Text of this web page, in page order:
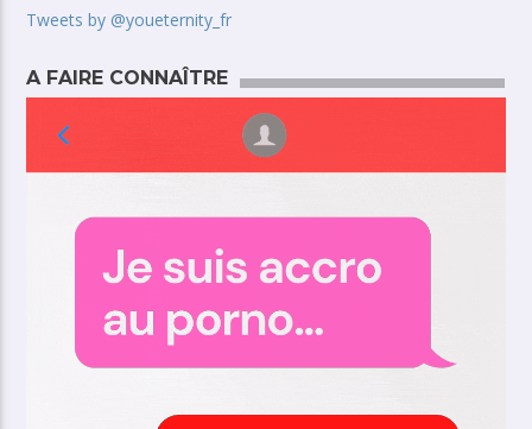
Tweets by @youeternity_fr
A FAIRE CONNAÎTRE